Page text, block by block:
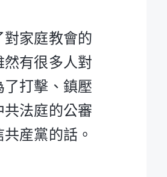
家庭教會的
有很多人對
打擊、鎮壓
法庭的公審
産黨的話。